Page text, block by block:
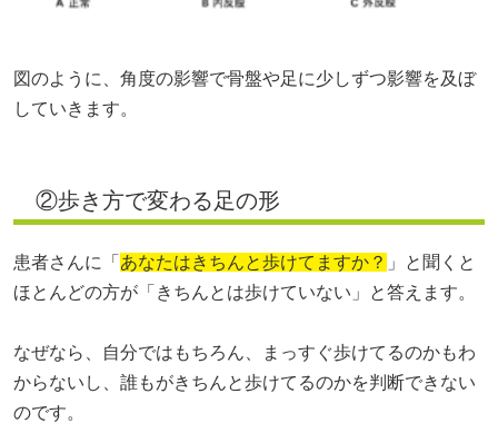
図のように、角度の影響で骨盤や足に少しずつ影響を及ぼ
していきます。
②歩き方で変わる足の形
患者さんに「 あなたはきちんと歩けてますか？ 」と聞くと
ほとんどの方が「きちんとは歩けていない」と答えます。
なぜなら、自分ではもちろん、まっすぐ歩けてるのかもわ
からないし、誰もがきちんと歩けてるのかを判断できない
のです。